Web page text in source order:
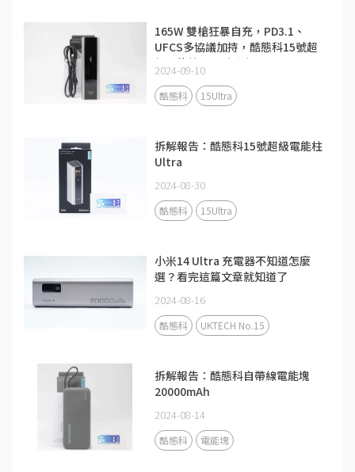
165W 雙槍狂暴自充，PD3.1、
UFCS多協議加持，酷態科15號超
級電能柱Ultra評測
2024-09-10
酷態科 15Ultra
拆解報告：酷態科15號超級電能柱
Ultra
2024-08-30
酷態科 15Ultra
小米14 Ultra 充電器不知道怎麼
選？看完這篇文章就知道了
2024-08-16
酷態科 UKTECH No.15
拆解報告：酷態科自帶線電能塊
20000mAh
2024-08-14
酷態科 電能塊